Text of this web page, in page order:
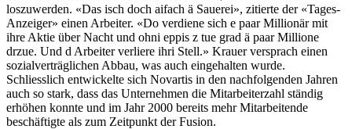
loszuwerden. «Das isch doch aifach ä Sauerei», zitierte der «Tages-
Anzeiger» einen Arbeiter. «Do verdiene sich e paar Millionär mit
ihre Aktie über Nacht und ohni eppis z tue grad ä paar Millione
drzue. Und d Arbeiter verliere ihri Stell.» Krauer versprach einen
sozialverträglichen Abbau, was auch eingehalten wurde.
Schliesslich entwickelte sich Novartis in den nachfolgenden Jahren
auch so stark, dass das Unternehmen die Mitarbeiterzahl ständig
erhöhen konnte und im Jahr 2000 bereits mehr Mitarbeitende
beschäftigte als zum Zeitpunkt der Fusion.